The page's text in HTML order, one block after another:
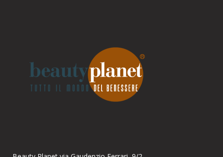
Online
Ciao! Come posso aiutarti?